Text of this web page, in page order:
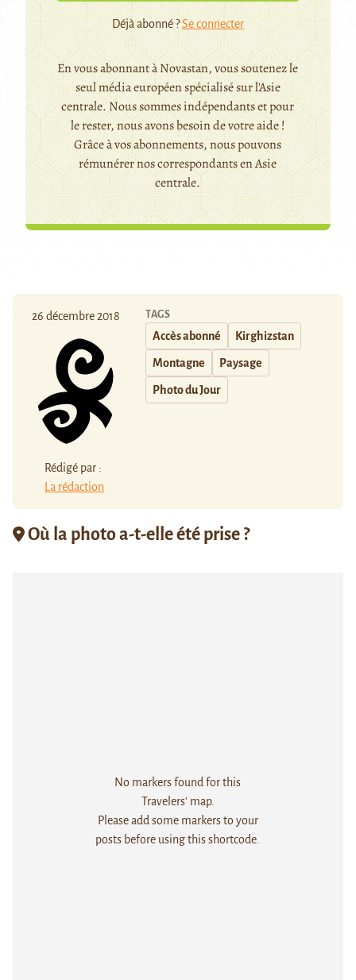
Déjà abonné ?Se connecter
En vous abonnant à Novastan, vous soutenez le
seul média européen spécialisé sur l'Asie
centrale. Nous sommes indépendants et pour
le rester, nous avons besoin de votre aide !
Grâce à vos abonnements, nous pouvons
rémunérer nos correspondants en Asie
centrale.
26 décembre 2018
Rédigé par :
La rédaction
TAGS
Accès abonné Kirghizstan
Montagne Paysage
Photo du Jour
Où la photo a-t-elle été prise ?
No markers found for this
Travelers' map.
Please add some markers to your
posts before using this shortcode.